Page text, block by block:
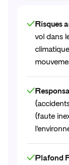
Risques
vol dans
(faute
Plafond